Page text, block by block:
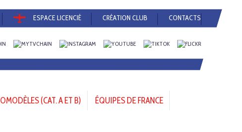
ESPACE LICENCIÉ CRÉATION CLUB CONTACTS
(CAT. A ET B)
ÉQUIPES DE FRANCE